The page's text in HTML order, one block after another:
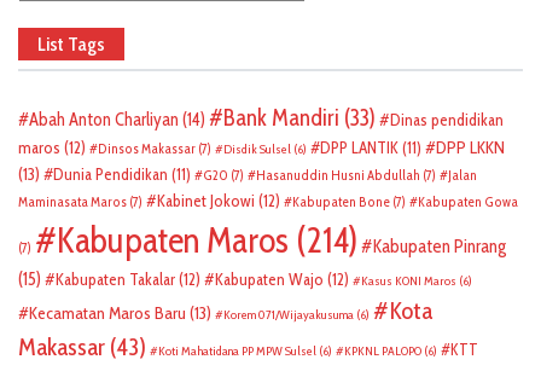
List Tags
Abah Anton Charliyan (14) Bank Mandiri (33)
Dinas pendidikan
maros (12) Dinsos Makassar (7) Disdik Sulsel (6) DPP LANTIK(11)
DPP LKKN
(13)
Dunia Pendidikan (11) G20 (7) Hasanuddin Husni Abdullah (7)
Jalan
Maminasata Maros (7) Kabinet Jokowi (12) Kabupaten Bone (7) Kabupaten Gowa
(7) Kabupaten Maros (214)
Kabupaten Pinrang
(15)
Kabupaten Takalar(12) Kabupaten Wajo (12) Kasus KONI Maros (6)
Kecamatan Maros Baru (13) Korem 071/Wijayakusuma (6)
Kota
Makassar (43) Koti Mahatidana PP MPW Sulsel (6) KPKNL PALOPO (6)
KTT